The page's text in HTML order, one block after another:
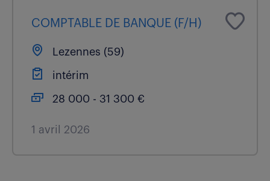
COMPTABLE DE BANQUE (F/H)
Lezennes (59)
intérim
28 000 - 31 300 €
1 avril 2026